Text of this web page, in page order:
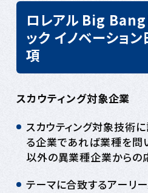
ロレアル Big Bang
ック イノベーショ
項
スカウティング対象企業
スカウティング対象技術
る企業であれば業種を問
以外の異業種企業からの
テーマに合致するアーリ